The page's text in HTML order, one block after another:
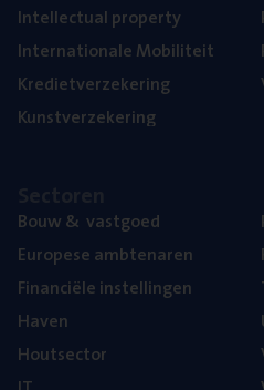
Intel­lec­tu­al property
Inter­na­ti­o­na­le Mobiliteit
Kre­diet­ver­ze­ke­ring
Kunst­ver­ze­ke­ring
Bouw& vastgoed
Euro­pe­se ambtenaren
Finan­ci­ë­le instellingen
Haven
Hout­sec­tor